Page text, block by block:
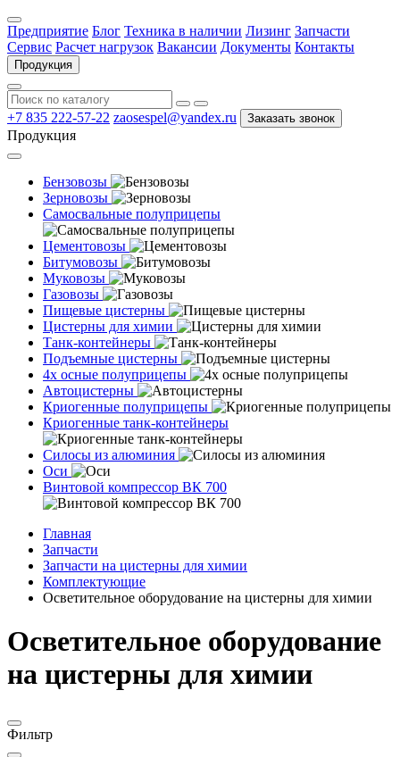
Предприятие Блог Техника в наличии Лизинг Запчасти
Сервис Расчет нагрузок Вакансии Документы Контакты
Продукция
+7 835 222-57-22 zaosespel@yandex.ru Заказать звонок
Продукция
Бензовозы
Зерновозы
Самосвальные полуприцепы
Цементовозы
Битумовозы
Муковозы
Газовозы
Пищевые цистерны
Цистерны для химии
Танк-контейнеры
Подъемные цистерны
4х осные полуприцепы
Автоцистерны
Криогенные полуприцепы
Криогенные танк-контейнеры
Силосы из алюминия
Оси
Винтовой компрессор ВК 700
Главная
Запчасти
Запчасти на цистерны для химии
Комплектующие
Осветительное оборудование на цистерны для химии
Осветительное оборудование
на цистерны для химии
Фильтр